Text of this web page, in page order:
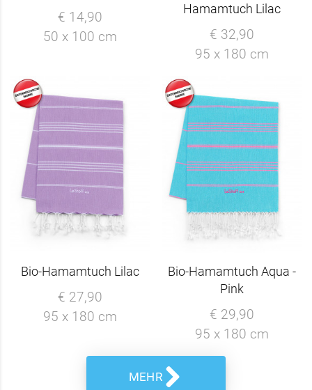
€ 14,90
50 x 100 cm
Hamamtuch Lilac
€ 32,90
95 x 180 cm
Bio-Hamamtuch Lilac
€ 27,90
95 x 180 cm
Bio-Hamamtuch Aqua -
Pink
€ 29,90
95 x 180 cm
MEHR